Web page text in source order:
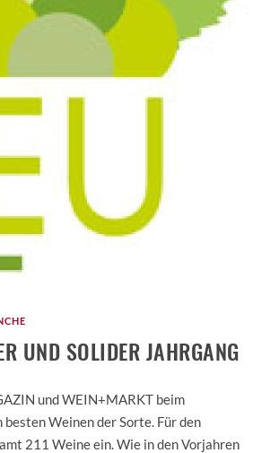
UND SOLIDER JAHRGANG
und WEIN+MARKT beim
Weinen der Sorte. Für den
211 Weine ein. Wie in den Vorjahren